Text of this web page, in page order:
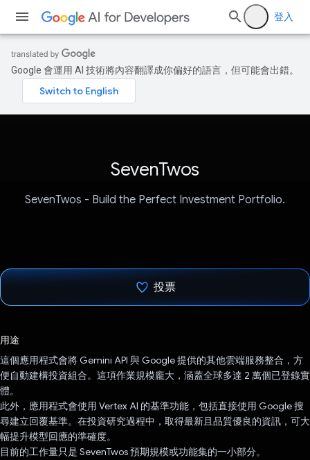
登入
Google 會運用 AI 技術將內容翻譯成你偏好的語言，但可能會出錯。
SevenTwos
SevenTwos - Build the Perfect Investment Portfolio.
投票
用途
這個應用程式會將 Gemini API 與 Google 提供的其他雲端服務整合，方
便自動建構投資組合。這項作業規模龐大，涵蓋全球多達 2 萬個已登錄實
體。
此外，應用程式會使用 Vertex AI 的基準功能，包括直接使用 Google 搜
尋建立回覆基準。在投資研究過程中，取得最新且品質優良的資訊，可大
幅提升模型回應的準確度。
目前的工作量只是 SevenTwos 預期規模或功能集的一小部分。